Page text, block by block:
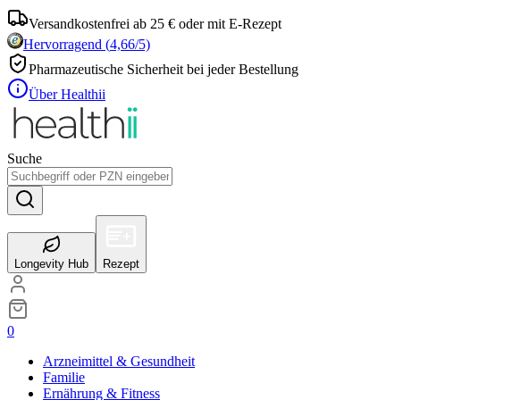
Versandkostenfrei ab 25 € oder mit E-Rezept
Hervorragend (4,66/5)
Pharmazeutische Sicherheit bei jeder Bestellung
Über Healthii
Suche
Longevity Hub Rezept
0
Arzneimittel & Gesundheit
Familie
Ernährung & Fitness